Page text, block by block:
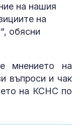
на нашия
на
обясни
мнението на
въпроси и чак
на КСНС по